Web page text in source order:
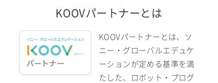
KOOVパートナーとは
KOOVパートナーとは、ソ
ニー・グローバルエデュケ
ーションが定める基準を満
たした、ロボット・プログ